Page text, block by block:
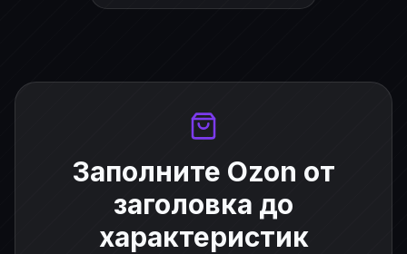
Заполните Ozon от
заголовка до
характеристик